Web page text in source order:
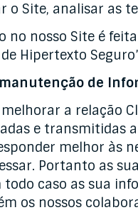
o Site, analisar as
no nosso Site é
Hipertexto
de
a relação
e transmitidas
melhor às
Portanto as
todo caso as sua
os nossos